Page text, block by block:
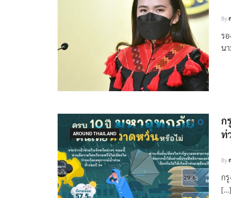
By
ร
น
AROUND THAILAND
ก
ท่
By
ก
[…]